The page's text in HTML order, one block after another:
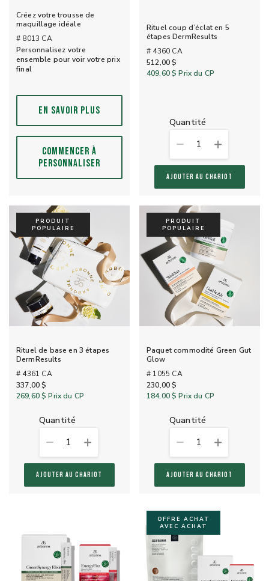
Créez votre trousse de
maquillage idéale
# 8013 CA
Personnalisez votre
ensemble pour voir votre prix
final
EN SAVOIR PLUS
COMMENCER À
PERSONNALISER
Rituel coup d’éclat en 5
étapes DermResults
# 4360 CA
512,00 $
409,60 $ Prix du CP
quantité
1
AJOUTER AU CHARIOT
PRODUIT
POPULAIRE
Rituel de base en 3 étapes
DermResults
# 4361 CA
337,00 $
269,60 $ Prix du CP
quantité
1
AJOUTER AU CHARIOT
PRODUIT
POPULAIRE
Paquet commodité Green Gut
Glow
# 1055 CA
230,00 $
184,00 $ Prix du CP
quantité
1
AJOUTER AU CHARIOT
OFFRE ACHAT
AVEC ACHAT